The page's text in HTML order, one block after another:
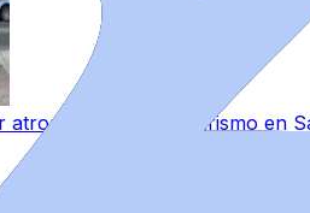
atropellada por un turismo en